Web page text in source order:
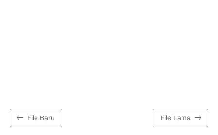
File Baru File Lama